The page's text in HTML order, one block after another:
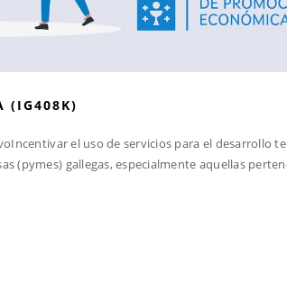
(IG408K)
el uso de servicios para el desarrollo
(pymes) gallegas, especialmente aquellas